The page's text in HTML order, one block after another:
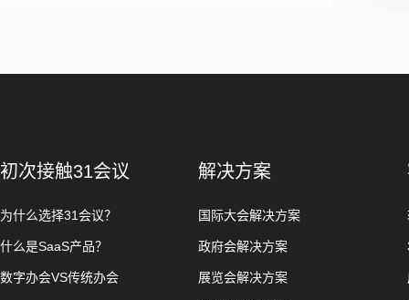
初次接触31会议
为什么选择31会议？
什么是SaaS产品？
数字办会VS传统办会
解决方案
国际大会解决方案
政府会解决方案
展览会解决方案